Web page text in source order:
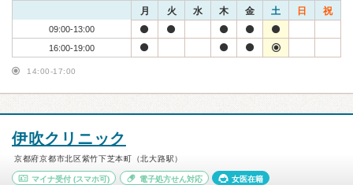
月 火 水 木 金 土 日 祝
09:00-13:00
16:00-19:00
14:00-17:00
伊吹クリニック
京都府京都市北区紫竹下芝本町（北大路駅）
マイナ受付 (スマホ可) 電子処方せん対応 女医在籍